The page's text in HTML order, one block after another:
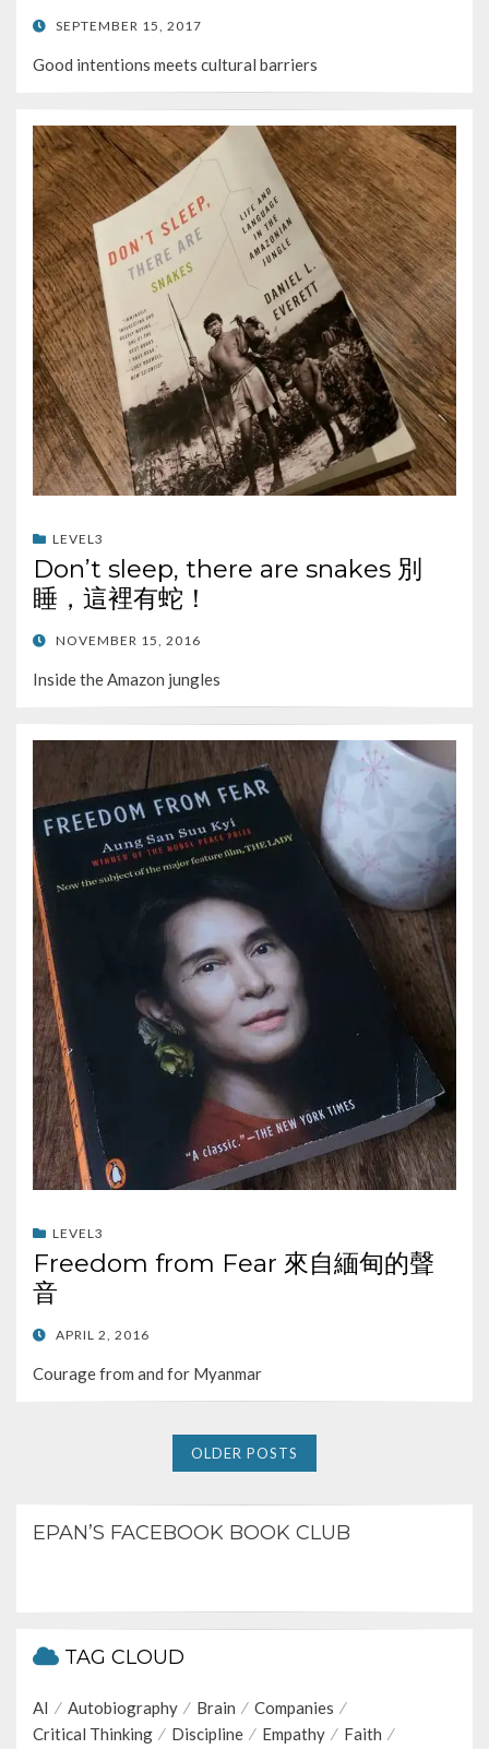
POSTED
SEPTEMBER 15, 2017
Good intentions meets cultural barriers
LEVEL3
Don’t sleep, there are snakes 別
睡，這裡有蛇！
POSTED
NOVEMBER 15, 2016
Inside the Amazon jungles
LEVEL3
Freedom from Fear 來自緬甸的聲
音
POSTED
APRIL 2, 2016
Courage from and for Myanmar
OLDER POSTS
EPAN’S FACEBOOK BOOK CLUB
TAG CLOUD
AI Autobiography Brain
Companies
Critical Thinking
Discipline Empathy
Faith